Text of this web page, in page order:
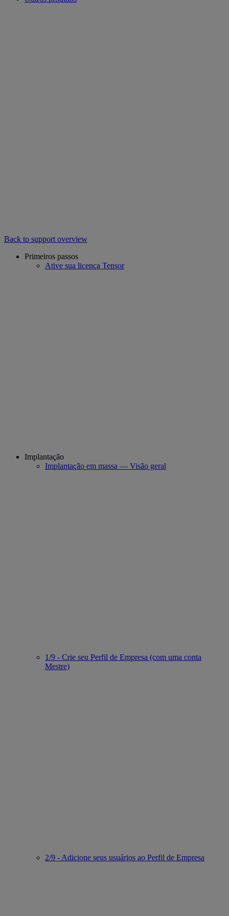
Back to support overview
Primeiros passos
Ative sua licença Tensor
Implantação
Implantação em massa — Visão geral
1/9 - Crie seu Perfil de Empresa (com uma conta
Mestre)
2/9 - Adicione seus usuários ao Perfil de Empresa